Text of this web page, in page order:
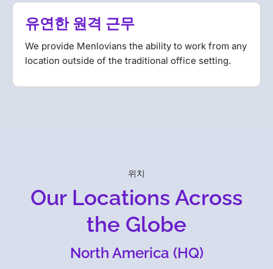
유연한 원격 근무
We provide Menlovians the ability to work from any
location outside of the traditional office setting.
위치
Our Locations Across
the Globe
North America (HQ)